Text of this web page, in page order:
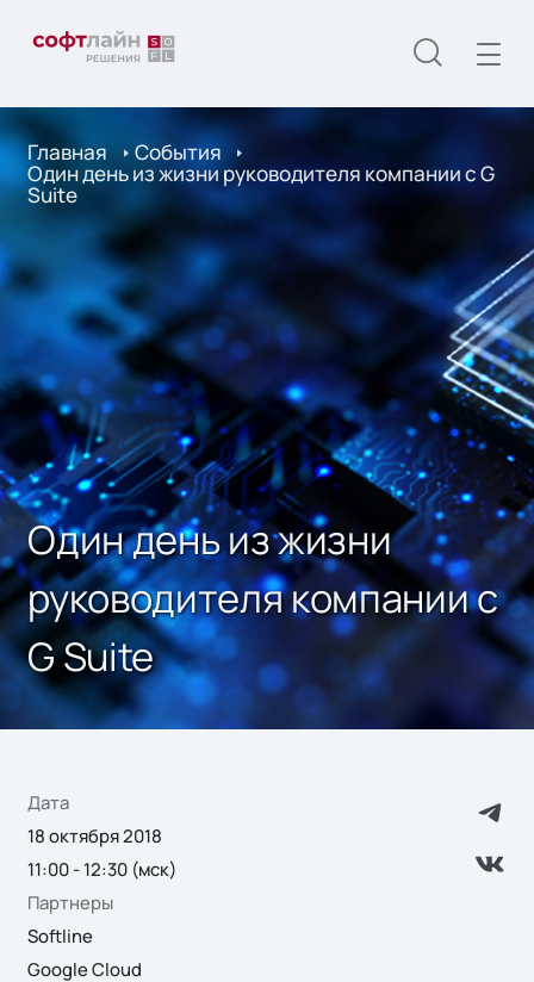
Главная События
Один день из жизни руководителя компании c G
Suite
Один день из жизни
руководителя компании c
G Suite
Дата
18 октября 2018
11:00 - 12:30 (мск)
Партнеры
Softline
Google Cloud